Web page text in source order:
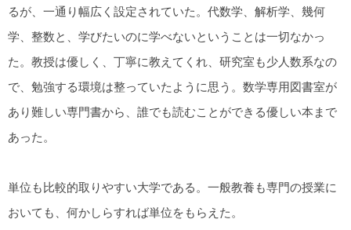
るが、一通り幅広く設定されていた。代数学、解析学、幾何
学、整数と、学びたいのに学べないということは一切なかっ
た。教授は優しく、丁寧に教えてくれ、研究室も少人数系なの
で、勉強する環境は整っていたように思う。数学専用図書室が
あり難しい専門書から、誰でも読むことができる優しい本まで
あった。
単位も比較的取りやすい大学である。一般教養も専門の授業に
おいても、何かしらすれば単位をもらえた。